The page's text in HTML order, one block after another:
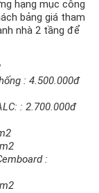
hạng mục công
bảng giá tham
nhà 2 tầng để
: 4.500.000đ
: 2.700.000đ
: